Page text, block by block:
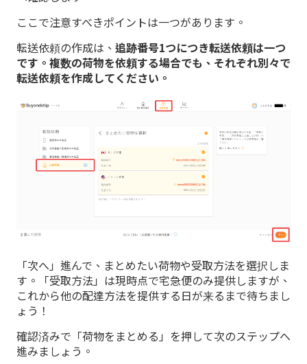
ここで注意すべきポイントは一つがあります。
転送依頼の作成は、 追跡番号1つにつき転送依頼は一つ
です。複数の荷物を依頼する場合でも、それぞれ別々で
転送依頼を作成してください。
「次へ」進んで、まとめたい荷物や受取方法を選択しま
す。「受取方法」は現時点で宅急便のみ提供しますが、
これから他の配達方法を提供する日が来るまで待ちまし
ょう！
確認済みで「荷物をまとめる」を押して次のステップへ
進みましょう。